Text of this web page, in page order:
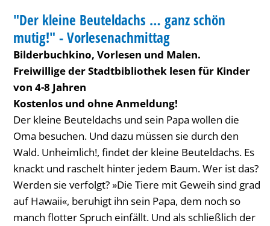
mutig!"
Vorlesenachmittag
KATEGORIE: BIBLIOTHEK
"Der kleine Beuteldachs … ganz schön
mutig!" - Vorlesenachmittag
Bilderbuchkino, Vorlesen und Malen.
Freiwillige der Stadtbibliothek lesen für Kinder
von 4-8 Jahren
Kostenlos und ohne Anmeldung!
Der kleine Beuteldachs und sein Papa wollen die
Oma besuchen. Und dazu müssen sie durch den
Wald. Unheimlich!, findet der kleine Beuteldachs. Es
knackt und raschelt hinter jedem Baum. Wer ist das?
Werden sie verfolgt? »Die Tiere mit Geweih sind grad
auf Hawaii«, beruhigt ihn sein Papa, dem noch so
manch flotter Spruch einfällt. Und als schließlich der